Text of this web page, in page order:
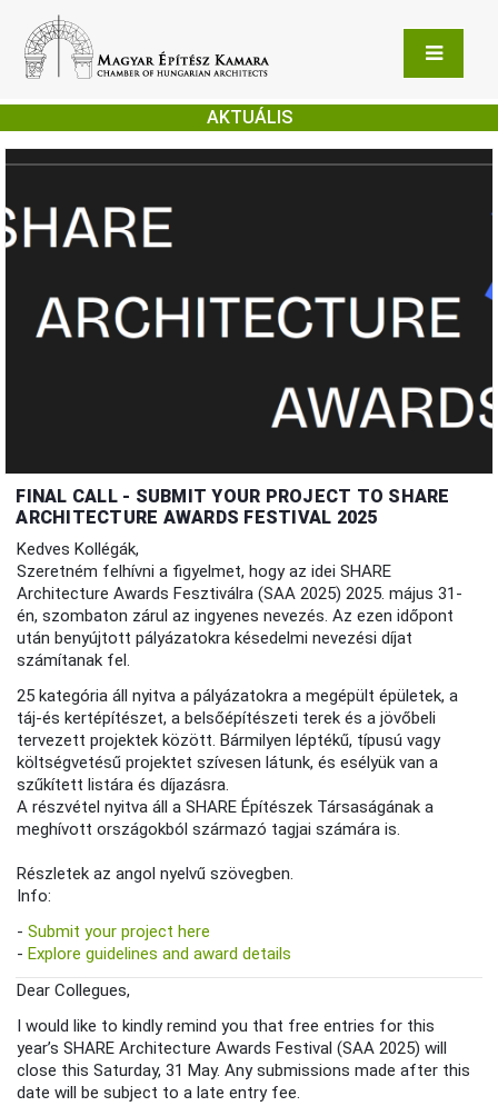
AKTUÁLIS
FINAL CALL - SUBMIT YOUR PROJECT TO SHARE
ARCHITECTURE AWARDS FESTIVAL 2025
Kedves Kollégák,
Szeretném felhívni a figyelmet, hogy az idei SHARE
Architecture Awards Fesztiválra (SAA 2025) 2025. május 31-
én, szombaton zárul az ingyenes nevezés. Az ezen időpont
után benyújtott pályázatokra késedelmi nevezési díjat
számítanak fel.
25 kategória áll nyitva a pályázatokra a megépült épületek, a
táj-és kertépítészet, a belsőépítészeti terek és a jövőbeli
tervezett projektek között. Bármilyen léptékű, típusú vagy
költségvetésű projektet szívesen látunk, és esélyük van a
szűkített listára és díjazásra.
A részvétel nyitva áll a SHARE Építészek Társaságának a
meghívott országokból származó tagjai számára is.
Részletek az angol nyelvű szövegben.
Info:
-Submit your project here
-Explore guidelines and award details
Dear Collegues,
I would like to kindly remind you that free entries for this
year’s SHARE Architecture Awards Festival (SAA 2025) will
close this Saturday, 31 May. Any submissions made after this
date will be subject to a late entry fee.